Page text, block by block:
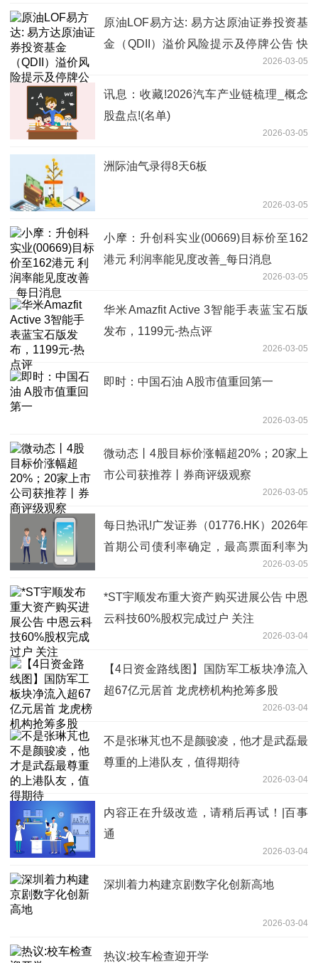
原油LOF易方达: 易方达原油证券投资基
金（QDII）溢价风险提示及停牌公告 快
2026-03-05
讯息：收藏!2026汽车产业链梳理_概念
股盘点!(名单)
2026-03-05
洲际油气录得8天6板
2026-03-05
小摩：升创科实业(00669)目标价至162
港元 利润率能见度改善_每日消息
2026-03-05
华米Amazfit Active 3智能手表蓝宝石版
发布，1199元-热点评
2026-03-05
即时：中国石油 A股市值重回第一
2026-03-05
微动态丨4股目标价涨幅超20%；20家上
市公司获推荐丨券商评级观察
2026-03-05
每日热讯!广发证券（01776.HK）2026年
首期公司债利率确定，最高票面利率为
2026-03-05
*ST宇顺发布重大资产购买进展公告 中恩
云科技60%股权完成过户 关注
2026-03-04
【4日资金路线图】国防军工板块净流入
超67亿元居首 龙虎榜机构抢筹多股
2026-03-04
不是张琳芃也不是颜骏凌，他才是武磊最
尊重的上港队友，值得期待
2026-03-04
内容正在升级改造，请稍后再试！|百事
通
2026-03-04
深圳着力构建京剧数字化创新高地
2026-03-04
热议:校车检查迎开学